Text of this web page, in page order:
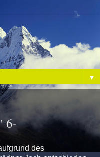
▼
6-
des